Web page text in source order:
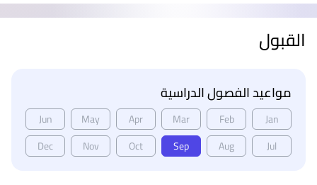
القبول
مواعيد الفصول الدراسية
Jan
Feb
Mar
Apr
May
Jun
Jul
Aug
Sep
Oct
Nov
Dec